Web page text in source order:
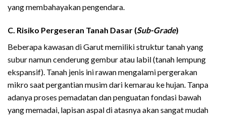
yang membahayakan pengendara.
C. Risiko Pergeseran Tanah Dasar (Sub-Grade)
Beberapa kawasan di Garut memiliki struktur tanah yang
subur namun cenderung gembur atau labil (tanah lempung
ekspansif). Tanah jenis ini rawan mengalami pergerakan
mikro saat pergantian musim dari kemarau ke hujan. Tanpa
adanya proses pemadatan dan penguatan fondasi bawah
yang memadai, lapisan aspal di atasnya akan sangat mudah